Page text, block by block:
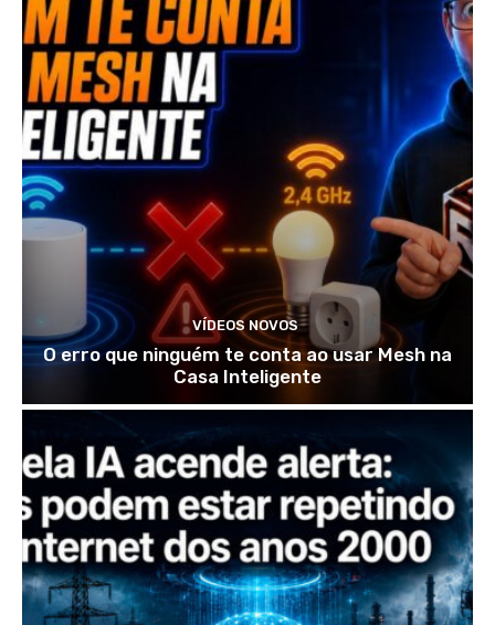
VÍDEOS NOVOS
O erro que ninguém te conta ao usar Mesh na
Casa Inteligente